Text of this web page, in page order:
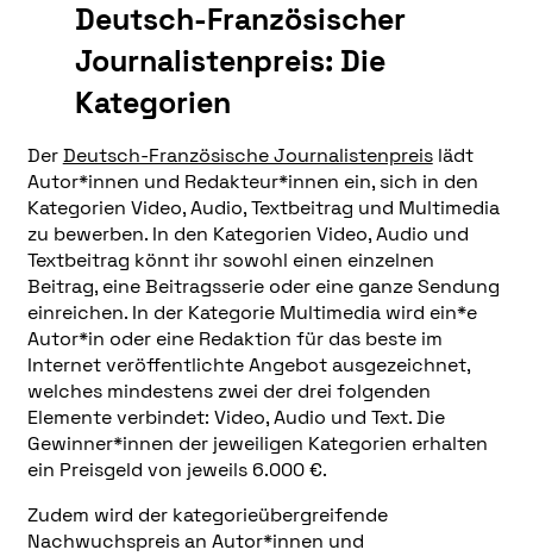
Deutsch-Französischer
Journalistenpreis: Die
Kategorien
DerDeutsch-Französische Journalistenpreislädt
Autor*innen und Redakteur*innen ein, sich in den
Kategorien Video, Audio, Textbeitrag und Multimedia
zu bewerben. In den Kategorien Video, Audio und
Textbeitrag könnt ihr sowohl einen einzelnen
Beitrag, eine Beitragsserie oder eine ganze Sendung
einreichen. In der Kategorie Multimedia wird ein*e
Autor*in oder eine Redaktion für das beste im
Internet veröffentlichte Angebot ausgezeichnet,
welches mindestens zwei der drei folgenden
Elemente verbindet: Video, Audio und Text. Die
Gewinner*innen der jeweiligen Kategorien erhalten
ein Preisgeld von jeweils 6.000 €.
Zudem wird der kategorieübergreifende
Nachwuchspreis an Autor*innen und